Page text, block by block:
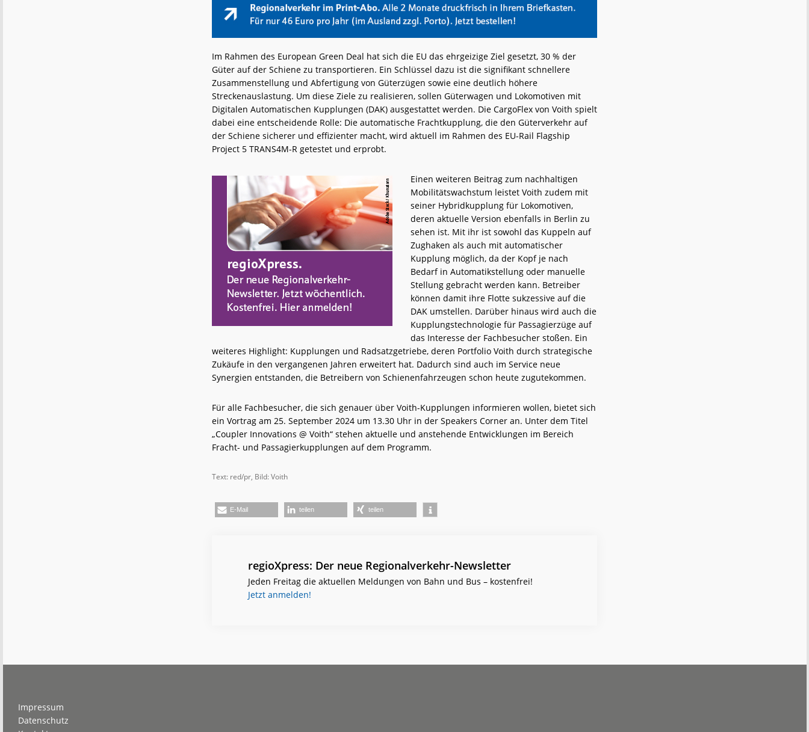
Im Rahmen des European Green Deal hat sich die EU das ehrgeizige Ziel gesetzt, 30 % der
Güter auf der Schiene zu transportieren. Ein Schlüssel dazu ist die signifikant schnellere
Zusammenstellung und Abfertigung von Güterzügen sowie eine deutlich höhere
Streckenauslastung. Um diese Ziele zu realisieren, sollen Güterwagen und Lokomotiven mit
Digitalen Automatischen Kupplungen (DAK) ausgestattet werden. Die CargoFlex von Voith spielt
dabei eine entscheidende Rolle: Die automatische Frachtkupplung, die den Güterverkehr auf
der Schiene sicherer und effizienter macht, wird aktuell im Rahmen des EU-Rail Flagship
Project 5 TRANS4M-R getestet und erprobt.
Einen weiteren Beitrag zum nachhaltigen
Mobilitätswachstum leistet Voith zudem mit
seiner Hybridkupplung für Lokomotiven,
deren aktuelle Version ebenfalls in Berlin zu
sehen ist. Mit ihr ist sowohl das Kuppeln auf
Zughaken als auch mit automatischer
Kupplung möglich, da der Kopf je nach
Bedarf in Automatikstellung oder manuelle
Stellung gebracht werden kann. Betreiber
können damit ihre Flotte sukzessive auf die
DAK umstellen. Darüber hinaus wird auch die
Kupplungstechnologie für Passagierzüge auf
das Interesse der Fachbesucher stoßen. Ein
weiteres Highlight: Kupplungen und Radsatzgetriebe, deren Portfolio Voith durch strategische
Zukäufe in den vergangenen Jahren erweitert hat. Dadurch sind auch im Service neue
Synergien entstanden, die Betreibern von Schienenfahrzeugen schon heute zugutekommen.
Für alle Fachbesucher, die sich genauer über Voith-Kupplungen informieren wollen, bietet sich
ein Vortrag am 25. September 2024 um 13.30 Uhr in der Speakers Corner an. Unter dem Titel
„Coupler Innovations @ Voith“ stehen aktuelle und anstehende Entwicklungen im Bereich
Fracht- und Passagierkupplungen auf dem Programm.
Text: red/pr, Bild: Voith
E-Mail teilen teilen
regioXpress: Der neue Regionalverkehr-Newsletter
Jeden Freitag die aktuellen Meldungen von Bahn und Bus – kostenfrei!
Jetzt anmelden!
Impressum
Datenschutz